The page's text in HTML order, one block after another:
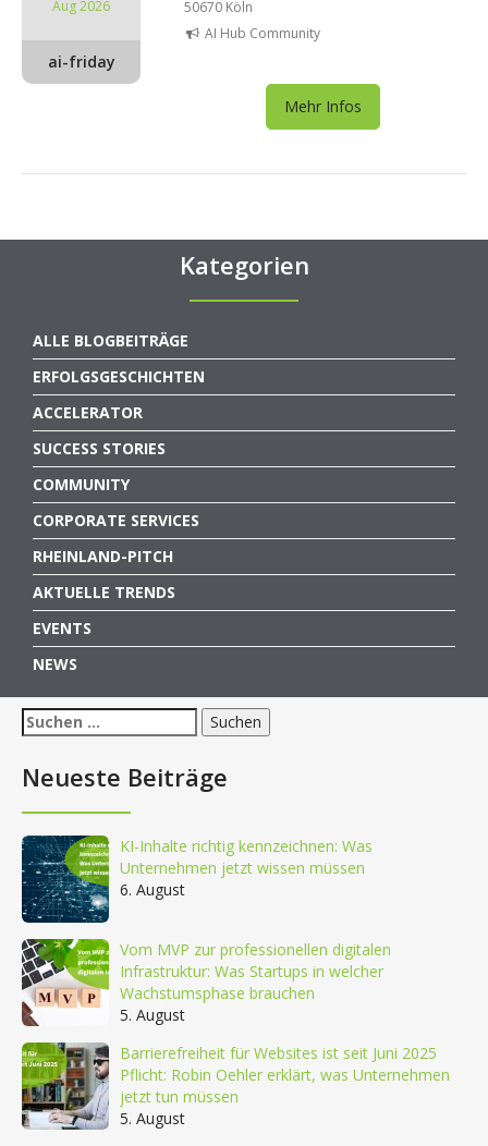
Aug 2026
ai-friday
50670 Köln
AI Hub Community
Mehr Infos
Kategorien
ALLE BLOGBEITRÄGE
ERFOLGSGESCHICHTEN
ACCELERATOR
SUCCESS STORIES
COMMUNITY
CORPORATE SERVICES
RHEINLAND-PITCH
AKTUELLE TRENDS
EVENTS
NEWS
Suchen
nach:
Neueste Beiträge
KI-Inhalte richtig kennzeichnen: Was
Unternehmen jetzt wissen müssen
6. August
Vom MVP zur professionellen digitalen
Infrastruktur: Was Startups in welcher
Wachstumsphase brauchen
5. August
Barrierefreiheit für Websites ist seit Juni 2025
Pflicht: Robin Oehler erklärt, was Unternehmen
jetzt tun müssen
5. August